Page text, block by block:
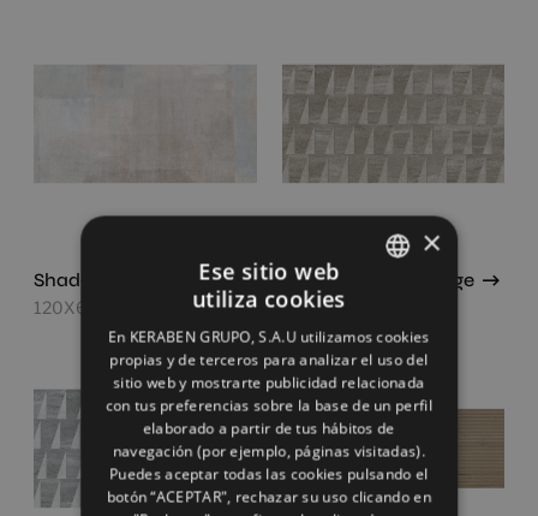
Shade Concept Mix
120X60
Strata Concept Beige
120X60
ENGLISH
FRENCH
GERMAN
×
Ese sitio web
utiliza cookies
En KERABEN GRUPO, S.A.U utilizamos cookies
propias y de terceros para analizar el uso del
sitio web y mostrarte publicidad relacionada
con tus preferencias sobre la base de un perfil
elaborado a partir de tus hábitos de
navegación (por ejemplo, páginas visitadas).
Puedes aceptar todas las cookies pulsando el
botón “ACEPTAR", rechazar su uso clicando en